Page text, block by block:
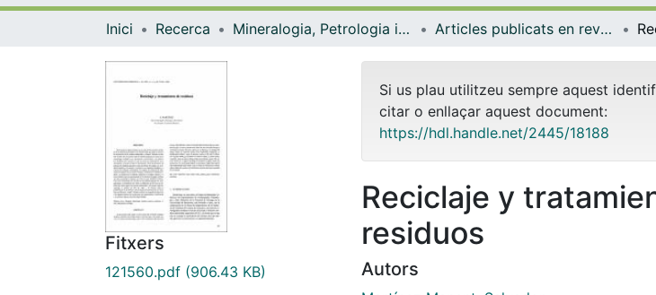
Inici Recerca Mineralogia, Petrologia i Geologia Aplicada Articles publicats en revistes (Mineralogia, Petrologia i Geologia Aplicada)
Fitxers
121560.pdf (906.43 KB)
Si us plau utilitzeu sempre aquest
citar o enllaçar aquest document:
https://hdl.handle.net/2445/18188
Reciclaje y
residuos
Autors